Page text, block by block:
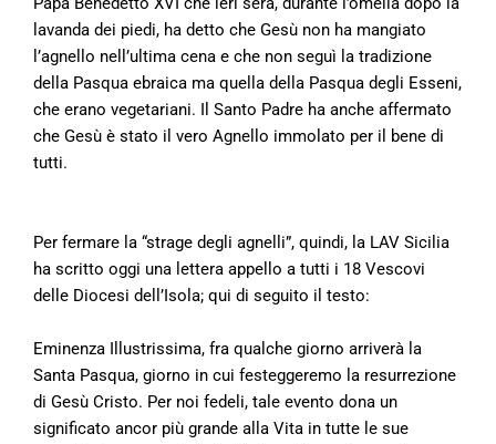
lavanda dei piedi, ha detto che Gesù non ha mangiato
l’agnello nell’ultima cena e che non seguì la tradizione
della Pasqua ebraica ma quella della Pasqua degli Esseni,
che erano vegetariani. Il Santo Padre ha anche affermato
che Gesù è stato il vero Agnello immolato per il bene di
tutti.
Per fermare la “strage degli agnelli”, quindi, la LAV Sicilia
ha scritto oggi una lettera appello a tutti i 18 Vescovi
delle Diocesi dell’Isola; qui di seguito il testo:
Eminenza Illustrissima, fra qualche giorno arriverà la
Santa Pasqua, giorno in cui festeggeremo la resurrezione
di Gesù Cristo. Per noi fedeli, tale evento dona un
significato ancor più grande alla Vita in tutte le sue